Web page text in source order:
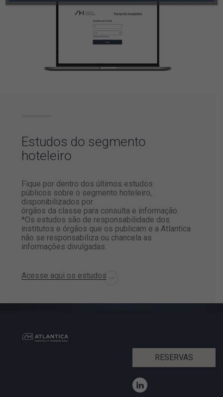
Estudos do segmento
hoteleiro
Fique por dentro dos últimos estudos
públicos sobre o segmento hoteleiro,
disponibilizados por
órgãos da classe para consulta e informação.
*Os estudos são de responsabilidade dos
institutos e órgãos que os publicam e a Atlantica
não se responsabiliza ou chancela as
informações divulgadas.
Acesse aqui os estudos
RESERVAS